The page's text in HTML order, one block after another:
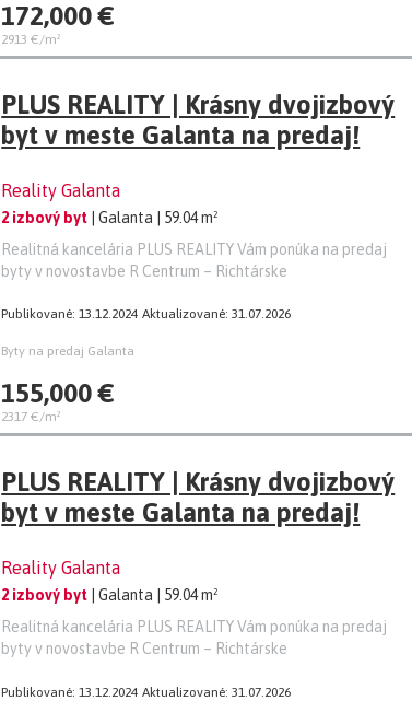
172,000 €
2913 €/m²
PLUS REALITY | Krásny dvojizbový
byt v meste Galanta na predaj!
Reality Galanta
2 izbový byt | Galanta
| 59.04 m²
Realitná kancelária PLUS REALITY Vám ponúka na predaj
byty v novostavbe R Centrum – Richtárske
Publikované: 13.12.2024 Aktualizované: 31.07.2026
Byty na predaj Galanta
155,000 €
2317 €/m²
PLUS REALITY | Krásny dvojizbový
byt v meste Galanta na predaj!
Reality Galanta
2 izbový byt | Galanta
| 59.04 m²
Realitná kancelária PLUS REALITY Vám ponúka na predaj
byty v novostavbe R Centrum – Richtárske
Publikované: 13.12.2024 Aktualizované: 31.07.2026